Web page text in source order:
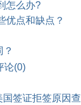
怎么办?
优点和缺点？
论(0)
签证拒签原因